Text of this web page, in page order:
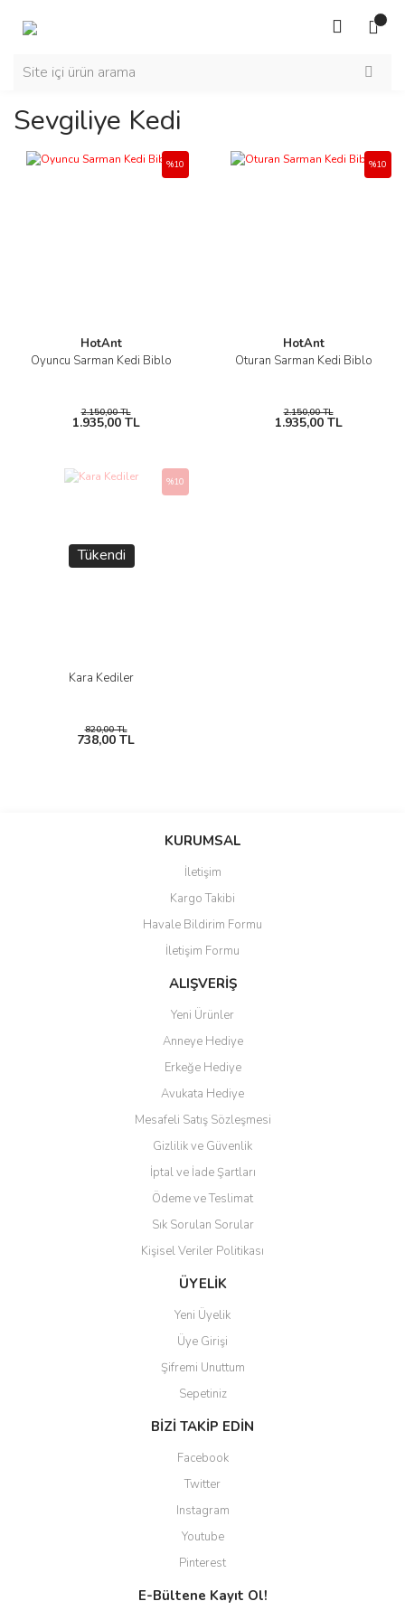
Sevgiliye Kedi
HotAnt
Oyuncu Sarman Kedi Biblo
%10
2.150,00 TL
1.935,00 TL
HotAnt
Oturan Sarman Kedi Biblo
%10
2.150,00 TL
1.935,00 TL
Tükendi
Kara Kediler
%10
820,00 TL
738,00 TL
KURUMSAL
İletişim
Kargo Takibi
Havale Bildirim Formu
İletişim Formu
ALIŞVERİŞ
Yeni Ürünler
Anneye Hediye
Erkeğe Hediye
Avukata Hediye
Mesafeli Satış Sözleşmesi
Gizlilik ve Güvenlik
İptal ve İade Şartları
Ödeme ve Teslimat
Sık Sorulan Sorular
Kişisel Veriler Politikası
ÜYELİK
Yeni Üyelik
Üye Girişi
Şifremi Unuttum
Sepetiniz
BİZİ TAKİP EDİN
Facebook
Twitter
Instagram
Youtube
Pinterest
E-Bültene Kayıt Ol!